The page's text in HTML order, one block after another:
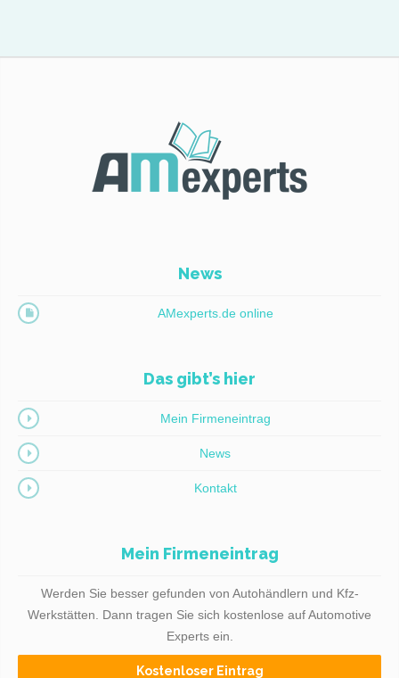
News
AMexperts.de online
Das gibt’s hier
Mein Firmeneintrag
News
Kontakt
Mein Firmeneintrag
Werden Sie besser gefunden von Autohändlern und Kfz-
Werkstätten. Dann tragen Sie sich kostenlose auf Automotive
Experts ein.
Kostenloser Eintrag